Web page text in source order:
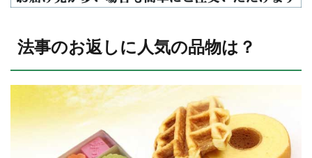
法事のお返しに人気の品物は？